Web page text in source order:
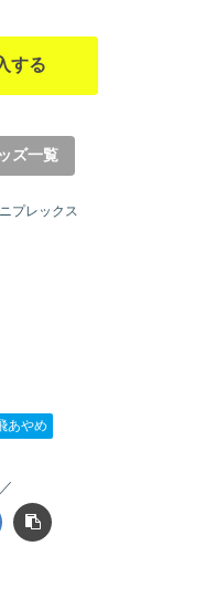
する
ズ一覧
プレックス
あやめ